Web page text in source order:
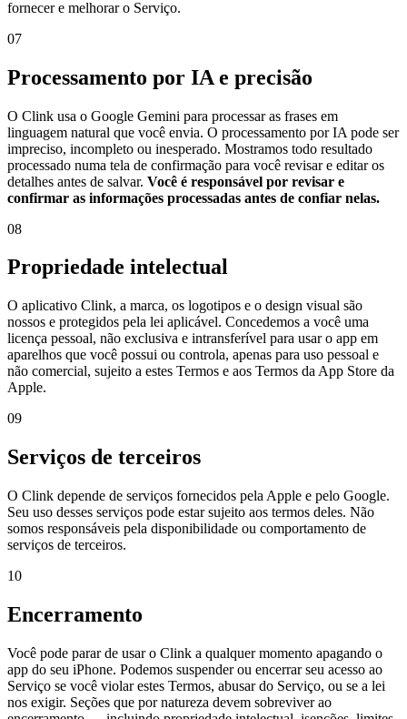
fornecer e melhorar o Serviço.
07
Processamento por IA e precisão
O Clink usa o Google Gemini para processar as frases em
linguagem natural que você envia. O processamento por IA pode ser
impreciso, incompleto ou inesperado. Mostramos todo resultado
processado numa tela de confirmação para você revisar e editar os
detalhes antes de salvar. Você é responsável por revisar e
confirmar as informações processadas antes de confiar nelas.
08
Propriedade intelectual
O aplicativo Clink, a marca, os logotipos e o design visual são
nossos e protegidos pela lei aplicável. Concedemos a você uma
licença pessoal, não exclusiva e intransferível para usar o app em
aparelhos que você possui ou controla, apenas para uso pessoal e
não comercial, sujeito a estes Termos e aos Termos da App Store da
Apple.
09
Serviços de terceiros
O Clink depende de serviços fornecidos pela Apple e pelo Google.
Seu uso desses serviços pode estar sujeito aos termos deles. Não
somos responsáveis pela disponibilidade ou comportamento de
serviços de terceiros.
10
Encerramento
Você pode parar de usar o Clink a qualquer momento apagando o
app do seu iPhone. Podemos suspender ou encerrar seu acesso ao
Serviço se você violar estes Termos, abusar do Serviço, ou se a lei
nos exigir. Seções que por natureza devem sobreviver ao